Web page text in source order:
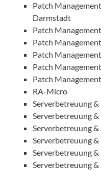
Patch
Darmstadt
Patch
Patch
Patch
Patch
Patch
RA-Micro
Serverbetreuung
Serverbetreuung
Serverbetreuung
Serverbetreuung
Serverbetreuung
Serverbetreuung